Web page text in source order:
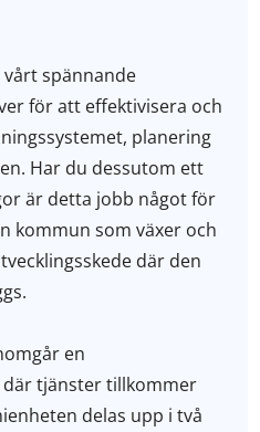
spännande
för att effektivisera och
planering
Har du dessutom ett
är detta jobb något för
kommun som växer och
där den
en
tjänster tillkommer
delas upp i två